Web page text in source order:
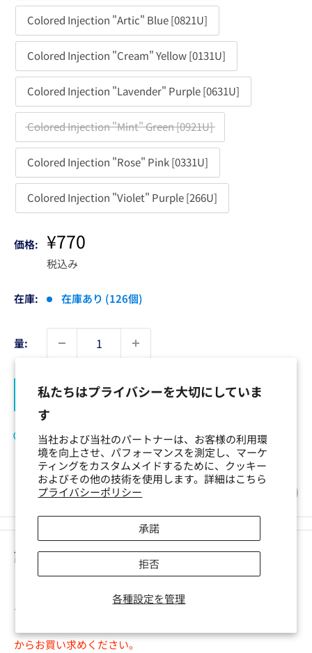
私たちはプライバシーを大切にしていま
す
当社および当社のパートナーは、お客様の利用環
境を向上させ、パフォーマンスを測定し、マーケ
ティングをカスタムメイドするために、クッキー
およびその他の技術を使用します。詳細はこちら
プライバシーポリシー
各種設定を管理
承諾
拒否
Colored Injection "Artic" Blue [0821U]
Colored Injection "Cream" Yellow [0131U]
Colored Injection "Lavender" Purple [0631U]
Colored Injection "Mint" Green [0921U]
Colored Injection "Rose" Pink [0331U]
Colored Injection "Violet" Purple [266U]
価格: 販
売
価
格
¥770
税込み
在庫: 在庫あり (126個)
量:
カートに追加
お気に入りリストに追加
この製品をシェアーする
説明
ん
からお買い求めください。